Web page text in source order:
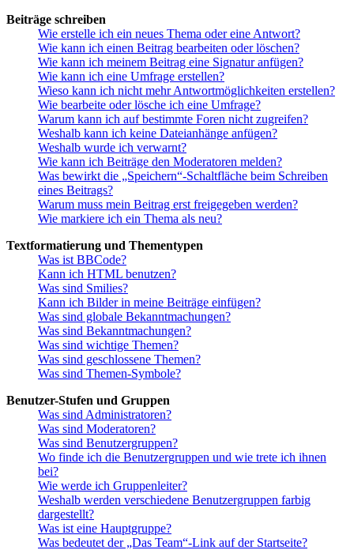
Beiträge schreiben
Wie erstelle ich ein neues Thema oder eine Antwort?
Wie kann ich einen Beitrag bearbeiten oder löschen?
Wie kann ich meinem Beitrag eine Signatur anfügen?
Wie kann ich eine Umfrage erstellen?
Wieso kann ich nicht mehr Antwortmöglichkeiten erstellen?
Wie bearbeite oder lösche ich eine Umfrage?
Warum kann ich auf bestimmte Foren nicht zugreifen?
Weshalb kann ich keine Dateianhänge anfügen?
Weshalb wurde ich verwarnt?
Wie kann ich Beiträge den Moderatoren melden?
Was bewirkt die „Speichern“-Schaltfläche beim Schreiben
eines Beitrags?
Warum muss mein Beitrag erst freigegeben werden?
Wie markiere ich ein Thema als neu?
Textformatierung und Thementypen
Was ist BBCode?
Kann ich HTML benutzen?
Was sind Smilies?
Kann ich Bilder in meine Beiträge einfügen?
Was sind globale Bekanntmachungen?
Was sind Bekanntmachungen?
Was sind wichtige Themen?
Was sind geschlossene Themen?
Was sind Themen-Symbole?
Benutzer-Stufen und Gruppen
Was sind Administratoren?
Was sind Moderatoren?
Was sind Benutzergruppen?
Wo finde ich die Benutzergruppen und wie trete ich ihnen
bei?
Wie werde ich Gruppenleiter?
Weshalb werden verschiedene Benutzergruppen farbig
dargestellt?
Was ist eine Hauptgruppe?
Was bedeutet der „Das Team“-Link auf der Startseite?